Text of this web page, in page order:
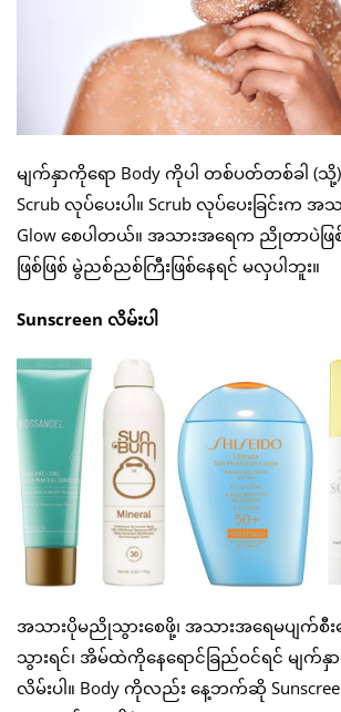
မျက်နှာကိုရော Body ကိုပါ တစ်ပတ်တစ်ခါ (သို့
Scrub လုပ်ပေးပါ။ Scrub လုပ်ပေးခြင်းက အ
Glow စေပါတယ်။ အသားအရေက ညိုတာပဲဖြစ်
ဖြစ်ဖြစ် မွဲညစ်ညစ်ကြီးဖြစ်နေရင် မလှပါဘူး။
Sunscreen လိမ်းပါ
အသားပိုမညိုသွားစေဖို့၊ အသားအရေမပျက်စီ
သွားရင်၊ အိမ်ထဲကိုနေရောင်ခြည်ဝင်ရင် မျက်နှာ
လိမ်းပါ။ Body ကိုလည်း နေ့ဘက်ဆို